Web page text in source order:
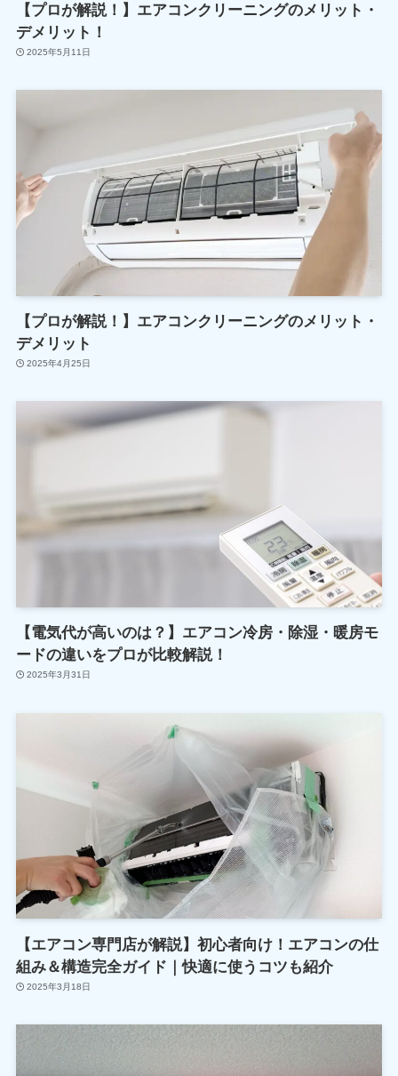
【プロが解説！】エアコンクリーニングのメリット・
デメリット！
2025年5月11日
【プロが解説！】エアコンクリーニングのメリット・
デメリット
2025年4月25日
【電気代が高いのは？】エアコン冷房・除湿・暖房モ
ードの違いをプロが比較解説！
2025年3月31日
【エアコン専門店が解説】初心者向け！エアコンの仕
組み＆構造完全ガイド｜快適に使うコツも紹介
2025年3月18日